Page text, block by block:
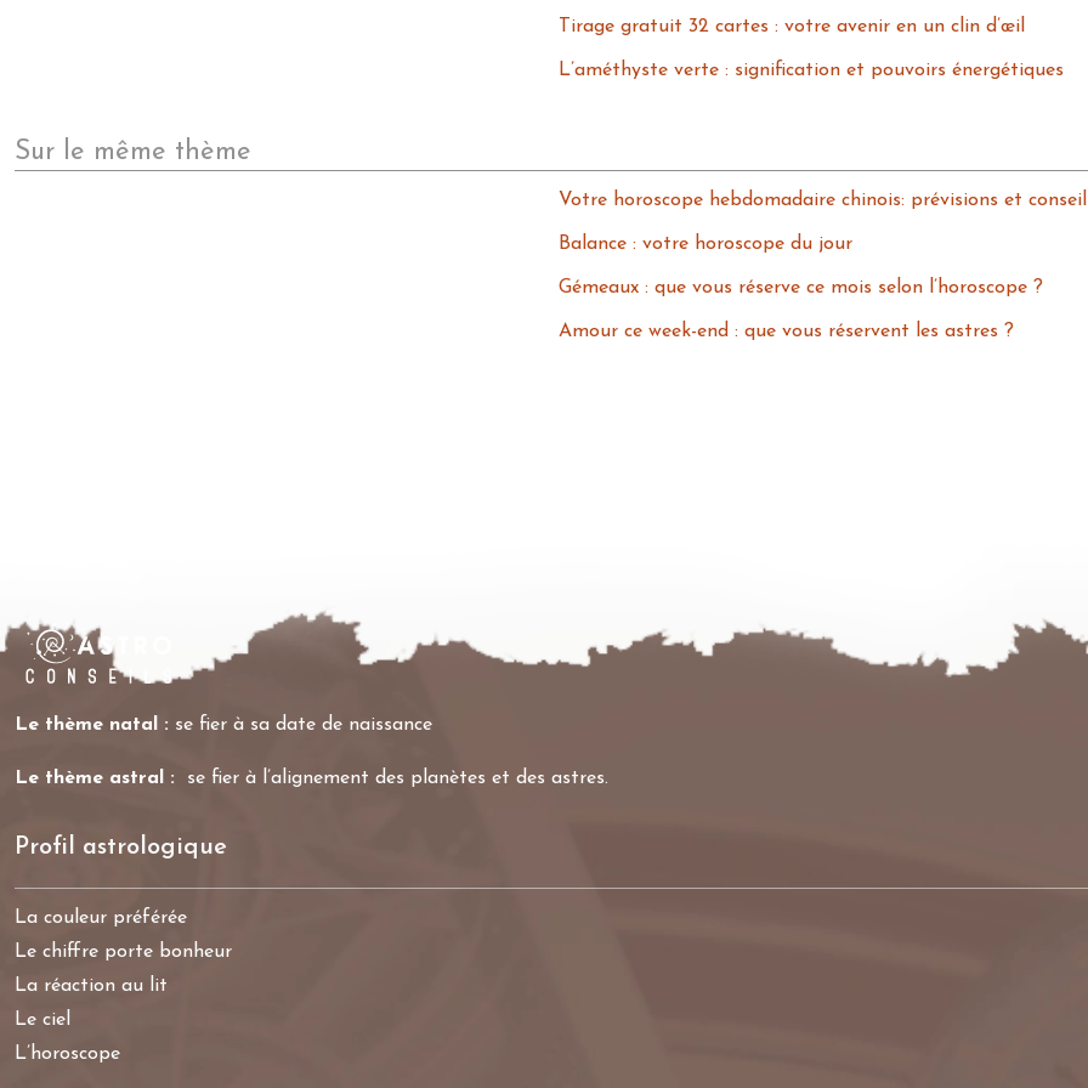
Tirage gratuit 32 cartes : votre avenir en un clin d’œil
L’améthyste verte : signification et pouvoirs énergétiques
Sur le même thème
Votre horoscope hebdomadaire chinois: prévisions et
Balance : votre horoscope du jour
Gémeaux : que vous réserve ce mois selon l’horoscope ?
Amour ce week-end : que vous réservent les astres ?
Le thème natal : se fier à sa date de naissance
Le thème astral : se fier à l’alignement des planètes et des astres.
Profil astrologique
La couleur préférée
Le chiffre porte bonheur
La réaction au lit
Le ciel
L’horoscope